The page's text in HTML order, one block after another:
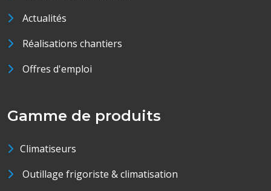
Actualités
Réalisations chantiers
Offres d'emploi
Gamme de produits
Climatiseurs
Outillage frigoriste & climatisation